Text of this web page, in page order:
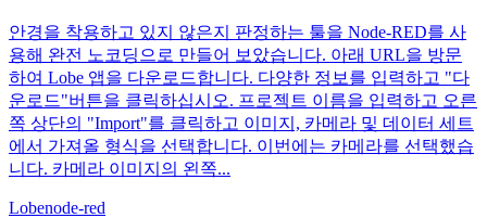
안경을 착용하고 있지 않은지 판정하는 툴을 Node-RED를 사
용해 완전 노코딩으로 만들어 보았습니다. 아래 URL을 방문
하여 Lobe 앱을 다운로드합니다. 다양한 정보를 입력하고 "다
운로드"버튼을 클릭하십시오. 프로젝트 이름을 입력하고 오른
쪽 상단의 "Import"를 클릭하고 이미지, 카메라 및 데이터 세트
에서 가져올 형식을 선택합니다. 이번에는 카메라를 선택했습
니다. 카메라 이미지의 왼쪽...
Lobenode-red